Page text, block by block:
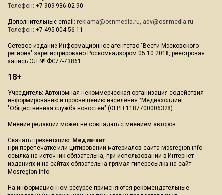
Телефон: +7 909 936-02-90
Дополнительные email: reklama@osnmedia.ru, adv@osnmedia.ru
Телефон: +7 495 004-56-11
Сетевое издание Информационное агентство "Вести Московского
региона" зарегистрировано Роскомнадзором 05.10.2018, реестровая
запись ЭЛ № ФС77-73861.
18+
Учредитель: Автономная некоммерческая организация содействия
информированию и просвещению населения "Медиахолдинг
"Общественная служба новостей" (ОГРН 1187700006328).
Мнение редакции может не совпадать с мнением авторов.
Скачать презентацию: Медиа-кит
При перепечатке или цитировании материалов сайта Mosregion.info
ссылка на источник обязательна, при использовании в Интернет-
изданиях и на сайтах обязательна прямая гиперссылка на сайт
Mosregion.info.
На информационном ресурсе применяются рекомендательные